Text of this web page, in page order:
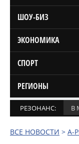
ШОУ-БИЗ
ЭКОНОМИКА
СПОРТ
РЕГИОНЫ
РЕЗОНАНС: В
ВСЕ НОВОСТИ > А-